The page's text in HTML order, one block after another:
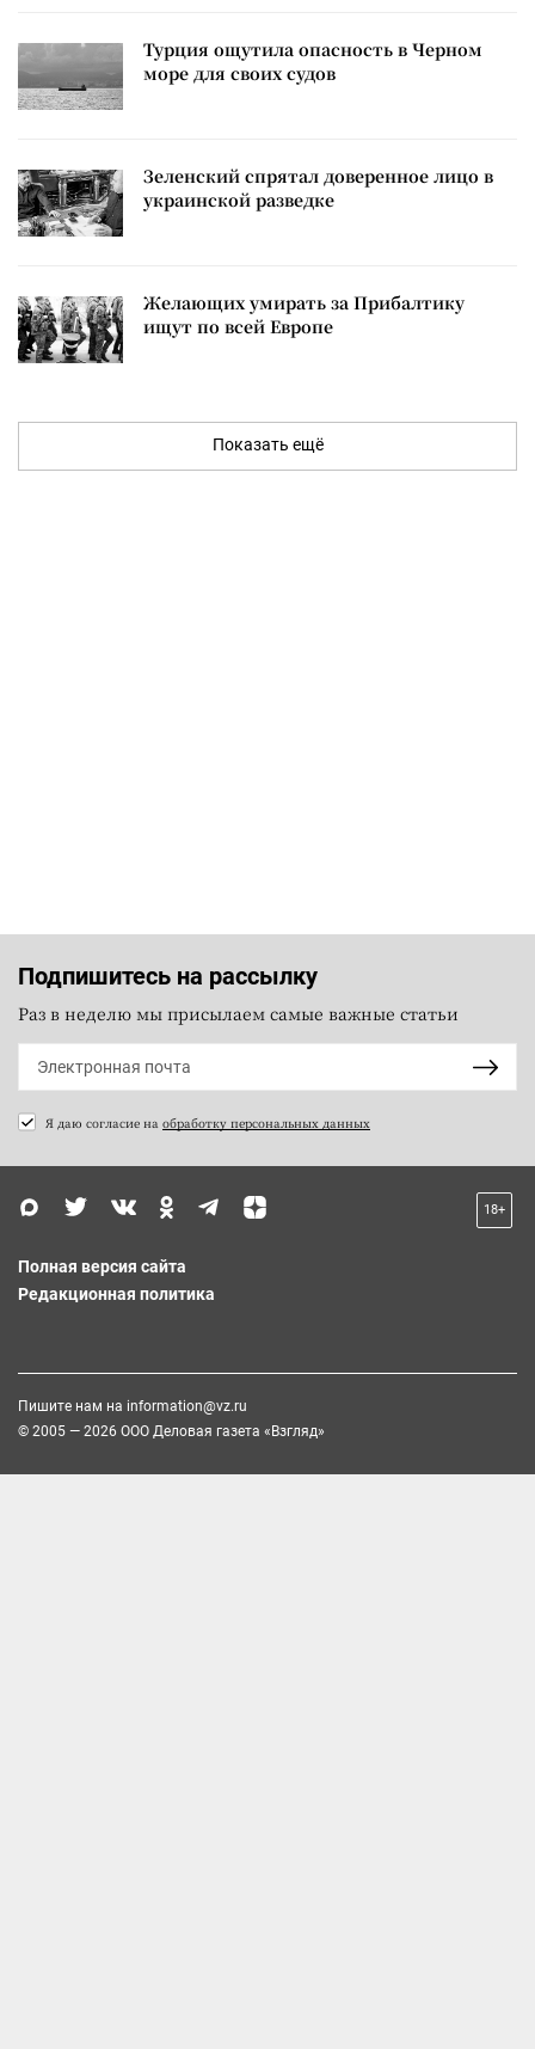
Турция ощутила опасность в Черном
море для своих судов
Зеленский спрятал доверенное лицо в
украинской разведке
Желающих умирать за Прибалтику
ищут по всей Европе
Показать ещё
Подпишитесь на рассылку
Раз в неделю мы присылаем самые важные статьи
Я даю согласие на обработку персональных данных
18+
Полная версия сайта
Редакционная политика
Пишите нам на information@vz.ru
© 2005 — 2026 ООО Деловая газета «Взгляд»